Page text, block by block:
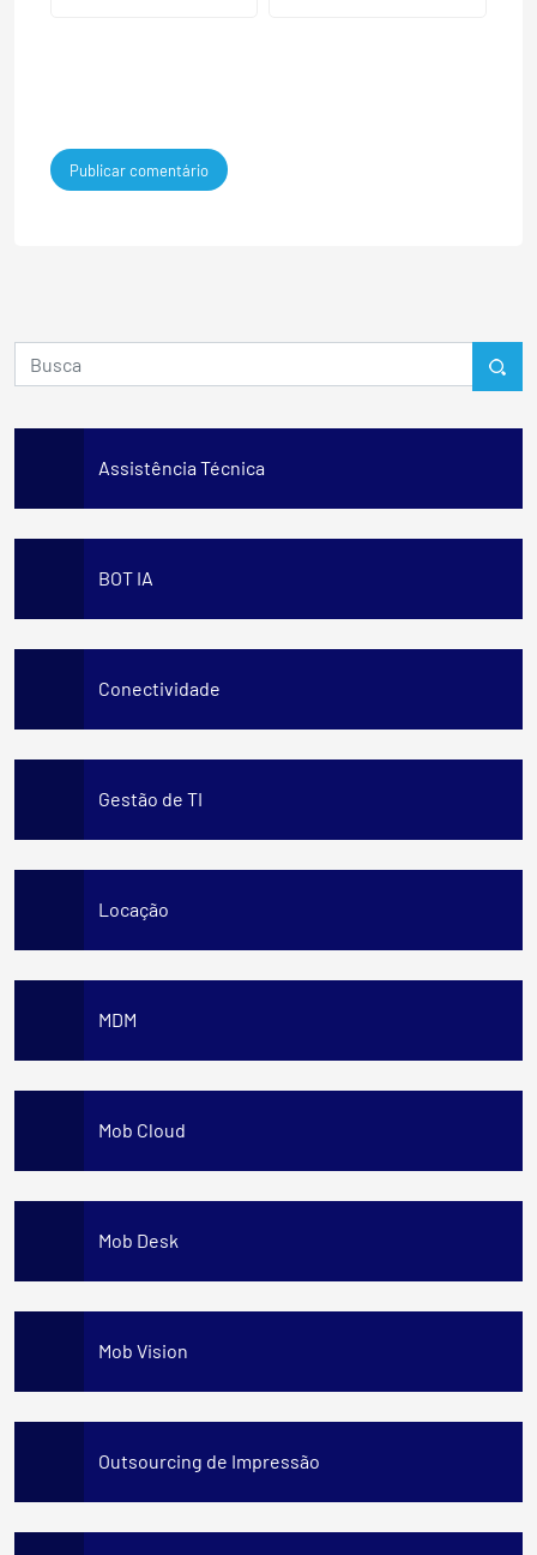
Assistência Técnica
BOT IA
Conectividade
Gestão de TI
Locação
MDM
Mob Cloud
Mob Desk
Mob Vision
Outsourcing de Impressão